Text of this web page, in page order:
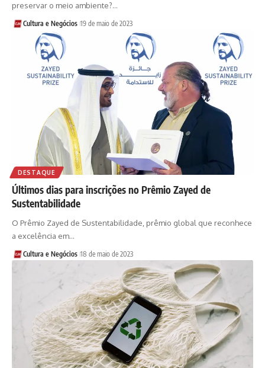
preservar o meio ambiente?…
Cultura e Negócios 19 de maio de 2023
DESTAQUE
Últimos dias para inscrições no Prêmio Zayed de
Sustentabilidade
O Prêmio Zayed de Sustentabilidade, prêmio global que reconhece
a excelência em…
Cultura e Negócios 18 de maio de 2023